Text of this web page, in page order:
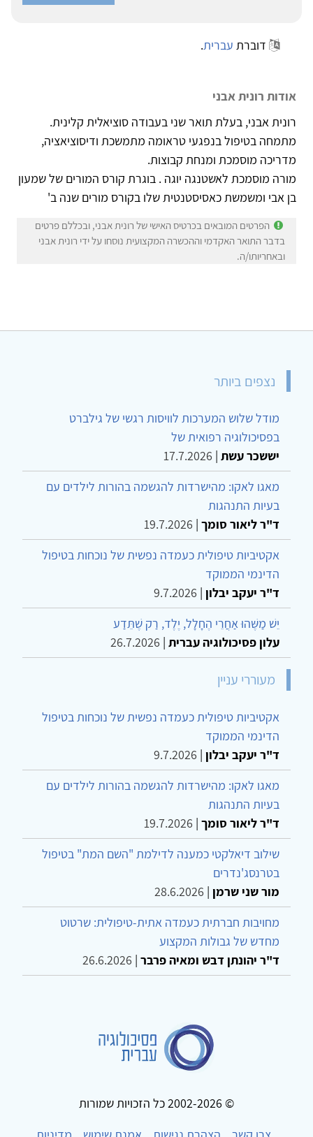
דוברת עברית.
אודות רונית אבני
רונית אבני, בעלת תואר שני בעבודה סוציאלית קלינית.
מתמחה בטיפול בנפגעי טראומה מתמשכת ודיסוציאציה,
מדריכה מוסמכת ומנחת קבוצות.
מורה מוסמכת לאשטנגה יוגה . בוגרת קורס המורים של שמעון
בן אבי ומשמשת כאסיסטנטית שלו בקורס מורים שנה ב'
הפרטים המובאים בכרטיס האישי של רונית אבני, ובכללם פרטים
בדבר התואר האקדמי וההכשרה המקצועית נוסחו על ידי רונית אבני
ובאחריותו/ה.
נצפים ביותר
מודל שלוש המערכות לוויסות רגשי של גילברט
בפסיכולוגיה רפואית של
יששכר עשת |
17.7.2026
מאגו לאקו: מהישרדות להגשמה בהורות לילדים עם
בעיות התנהגות
ד"ר ליאור סומך |
19.7.2026
אקטיביות טיפולית כעמדה נפשית של נוכחות בטיפול
הדינמי הממוקד
ד"ר יעקב יבלון |
9.7.2026
יֵשׁ מַשֶּׁהוּ אַחֲרֵי הֶחָלָל, יֶלֶד, רַק שֶׁתֵּדַע
עלון פסיכולוגיה עברית |
26.7.2026
מעוררי עניין
אקטיביות טיפולית כעמדה נפשית של נוכחות בטיפול
הדינמי הממוקד
ד"ר יעקב יבלון |
9.7.2026
מאגו לאקו: מהישרדות להגשמה בהורות לילדים עם
בעיות התנהגות
ד"ר ליאור סומך |
19.7.2026
שילוב דיאלקטי כמענה לדילמת "השם המת" בטיפול
בטרנסג'נדרים
מור שני שרמן |
28.6.2026
מחויבות חברתית כעמדה אתית-טיפולית: שרטוט
מחדש של גבולות המקצוע
ד"ר יהונתן דבש ומאיה פרבר |
26.6.2026
© 2002-2026 כל הזכויות שמורות